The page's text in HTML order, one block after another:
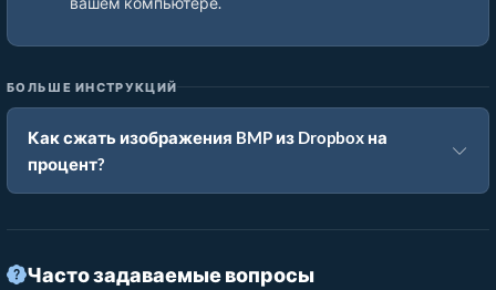
БОЛЬШЕ ИНСТРУКЦИЙ
Как сжать изображения BMP из Dropbox на
процент?
Часто задаваемые вопросы